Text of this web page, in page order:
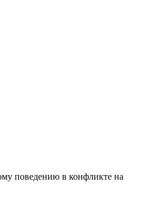
поведению в конфликте на